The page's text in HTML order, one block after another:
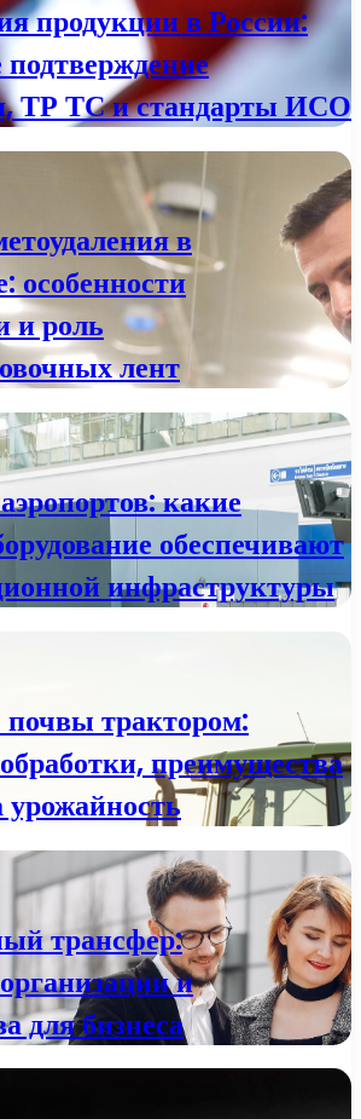
продукции в России:
подтверждение
ТР ТС и стандарты ИСО
в
особенности
и роль
лент
какие
обеспечивают
инфраструктуры
трактором:
преимущества
трансфер:
и
для бизнеса